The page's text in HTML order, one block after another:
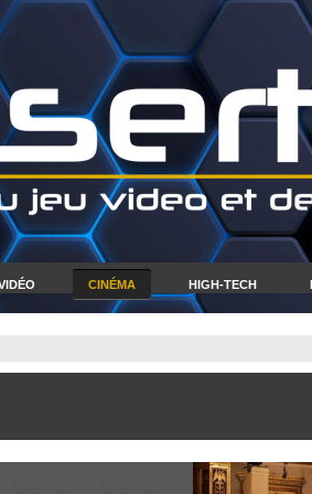
CINÉMA HIGH-TECH